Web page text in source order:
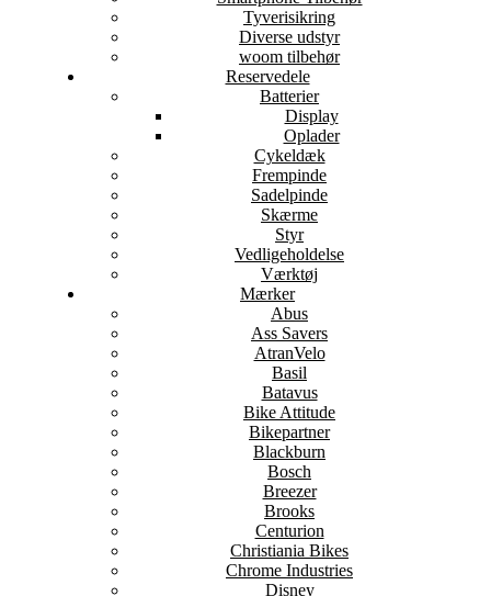
Tyverisikring
Diverse udstyr
woom tilbehør
Reservedele
Batterier
Display
Oplader
Cykeldæk
Frempinde
Sadelpinde
Skærme
Styr
Vedligeholdelse
Værktøj
Mærker
Abus
Ass Savers
AtranVelo
Basil
Batavus
Bike Attitude
Bikepartner
Blackburn
Bosch
Breezer
Brooks
Centurion
Christiania Bikes
Chrome Industries
Disney